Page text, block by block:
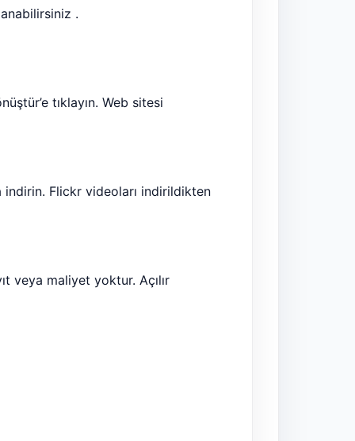
.
tıklayın. Web sitesi
indirin. Flickr videoları indirildikten
veya maliyet yoktur. Açılır